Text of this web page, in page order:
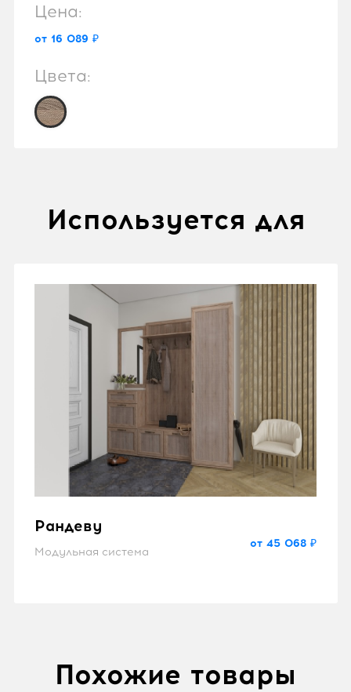
Цена:
от 16 089 ₽
Цвета:
Используется для
Рандеву
Модульная система
от 45 068 ₽
Похожие товары